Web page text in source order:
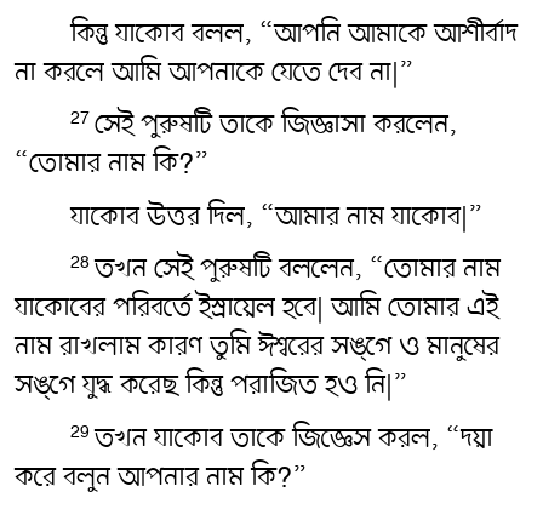
কিন্তু যাকোব বলল, “আপনি আমাকে আশীর্বাদ
না করলে আমি আপনাকে যেতে দেব না|”
27 সেই পুরুষটি তাকে জিজ্ঞাসা করলেন,
“তোমার নাম কি?”
যাকোব উত্তর দিল, “আমার নাম যাকোব|”
28তখন সেই পুরুষটি বললেন, “তোমার নাম
যাকোবের পরিবর্তে ইস্রায়েল হবে| আমি তোমার এই
নাম রাখলাম কারণ তুমি ঈশ্বরের সঙ্গে ও মানুষের
সঙ্গে যুদ্ধ করেছ কিন্তু পরাজিত হও নি|”
29তখন যাকোব তাকে জিজ্ঞেস করল, “দয়া
করে বলুন আপনার নাম কি?”